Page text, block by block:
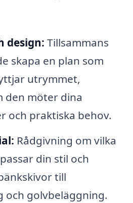
design: Tillsammans
skapa en plan som
utrymmet,
den möter dina
och praktiska behov.
Rådgivning om vilka
din stil och
till
och golvbeläggning.